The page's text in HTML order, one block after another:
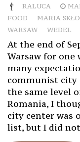
RALUCA
FOOD
MARIA
WARSAW
WEDEL
At the end of
Warsaw for one
many
communist city
the same level
Romania, I
city center was
list, but I did